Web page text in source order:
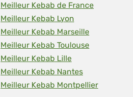
Meilleur Kebab de France
Meilleur Kebab Lyon
Meilleur Kebab Marseille
Meilleur Kebab Toulouse
Meilleur Kebab Lille
Meilleur Kebab Nantes
Meilleur Kebab Montpellier